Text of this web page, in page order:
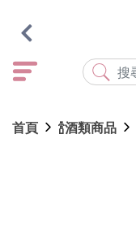
熱門搜尋
首頁 🍾酒類商品